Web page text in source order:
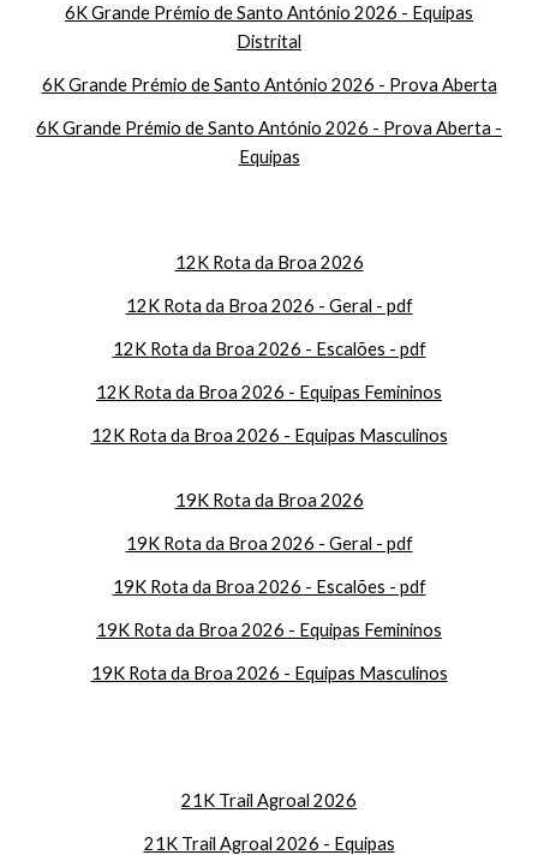
6K Grande Prémio de Santo António 2026 - Equipas
Distrital
6K Grande Prémio de Santo António 2026 - Prova Aberta
6K Grande Prémio de Santo António 2026 - Prova Aberta -
Equipas
12K Rota da Broa 2026
12K Rota da Broa 2026 - Geral - pdf
12K Rota da Broa 2026 - Escalões - pdf
12K Rota da Broa 2026 - Equipas Femininos
12K Rota da Broa 2026 - Equipas Masculinos
19K Rota da Broa 2026
19K Rota da Broa 2026 - Geral - pdf
19K Rota da Broa 2026 - Escalões - pdf
19K Rota da Broa 2026 - Equipas Femininos
19K Rota da Broa 2026 - Equipas Masculinos
21K Trail Agroal 2026
21K Trail Agroal 2026 - Equipas